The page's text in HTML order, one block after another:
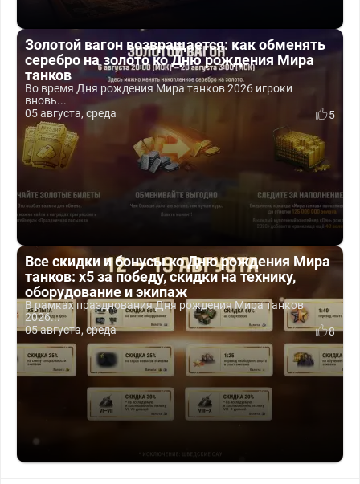
Золотой вагон возвращается: как обменять
серебро на золото ко Дню рождения Мира
танков
Во время Дня рождения Мира танков 2026 игроки
вновь...
05 августа, среда
5
Все скидки и бонусы ко Дню рождения Мира
танков: x5 за победу, скидки на технику,
оборудование и экипаж
В рамках празднования Дня рождения Мира танков
2026...
05 августа, среда
8